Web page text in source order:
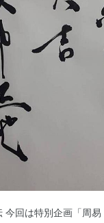
今回は特別企画「周